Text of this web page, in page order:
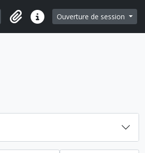
Search in browse page
Liens rapidesOuverture de session